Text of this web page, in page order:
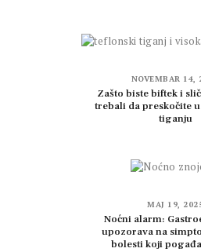
NOVEMBAR 14,
Zašto biste biftek i
trebali da preskočite
tiganju
MAJ 19,
Noćni alarm:
upozorava na
bolesti koji